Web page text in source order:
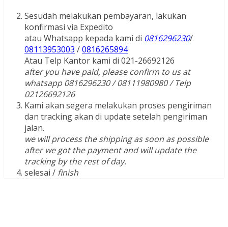
Sesudah melakukan pembayaran, lakukan
konfirmasi via Expedito
atau Whatsapp kepada kami di 0816296230/
08113953003 /0816265894
Atau Telp Kantor kami di 021-26692126
after you have paid, please confirm to us at
whatsapp 0816296230 / 08111980980 / Telp
02126692126
Kami akan segera melakukan proses pengiriman
dan tracking akan di update setelah pengiriman
jalan.
we will process the shipping as soon as possible
after we got the payment and will update the
tracking by the rest of day.
selesai / finish